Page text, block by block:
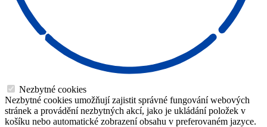
Nezbytné cookies
Nezbytné cookies umožňují zajistit správné fungování webových
stránek a provádění nezbytných akcí, jako je ukládání položek v
košíku nebo automatické zobrazení obsahu v preferovaném jazyce.